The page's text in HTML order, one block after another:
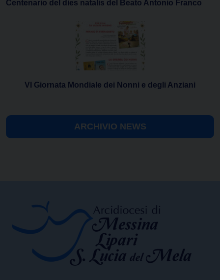
Centenario del dies natalis del Beato Antonio Franco
VI Giornata Mondiale dei Nonni e degli Anziani
ARCHIVIO NEWS